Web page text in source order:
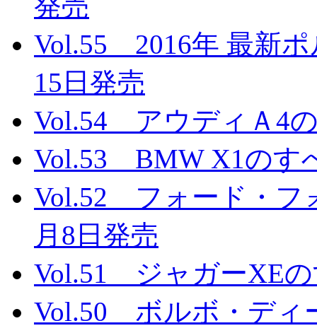
Vol.55 2016年 最新
15日発売
Vol.54 アウディＡ4
Vol.53 BMW X1のす
Vol.52 フォード・フ
月8日発売
Vol.51 ジャガーXE
Vol.50 ボルボ・ディ